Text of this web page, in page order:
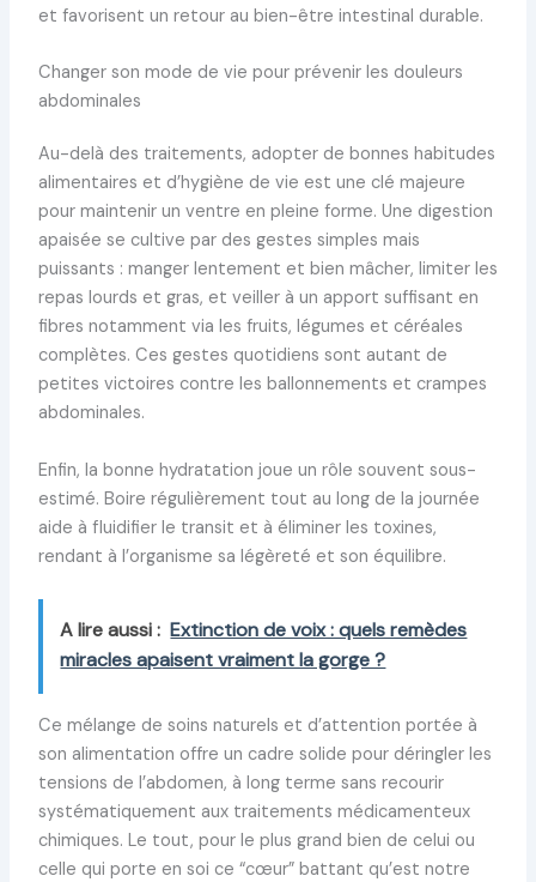
et favorisent un retour au bien-être intestinal durable.
Changer son mode de vie pour prévenir les douleurs
abdominales
Au-delà des traitements, adopter de bonnes habitudes
alimentaires et d’hygiène de vie est une clé majeure
pour maintenir un ventre en pleine forme. Une digestion
apaisée se cultive par des gestes simples mais
puissants : manger lentement et bien mâcher, limiter les
repas lourds et gras, et veiller à un apport suffisant en
fibres notamment via les fruits, légumes et céréales
complètes. Ces gestes quotidiens sont autant de
petites victoires contre les ballonnements et crampes
abdominales.
Enfin, la bonne hydratation joue un rôle souvent sous-
estimé. Boire régulièrement tout au long de la journée
aide à fluidifier le transit et à éliminer les toxines,
rendant à l’organisme sa légèreté et son équilibre.
A lire aussi : Extinction de voix : quels remèdes
miracles apaisent vraiment la gorge ?
Ce mélange de soins naturels et d’attention portée à
son alimentation offre un cadre solide pour déringler les
tensions de l’abdomen, à long terme sans recourir
systématiquement aux traitements médicamenteux
chimiques. Le tout, pour le plus grand bien de celui ou
celle qui porte en soi ce “cœur” battant qu’est notre